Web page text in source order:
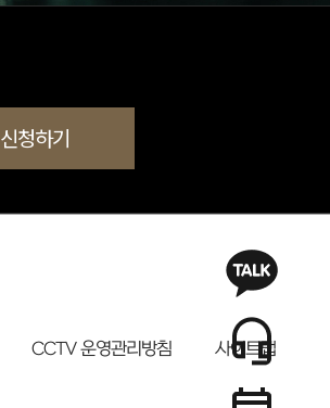
신청하기
CCTV 운영관리방침 사이트맵